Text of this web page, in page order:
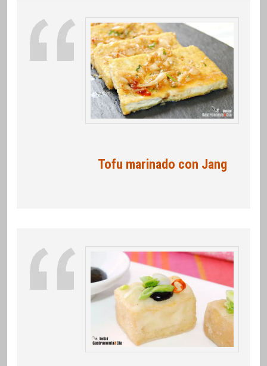
Tofu marinado con Jang